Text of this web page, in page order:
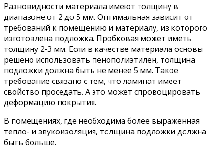
Разновидности материала имеют толщину в
диапазоне от 2 до 5 мм. Оптимальная зависит от
требований к помещению и материалу, из которого
изготовлена подложка. Пробковая может иметь
толщину 2-3 мм. Если в качестве материала основы
решено использовать пенополиэтилен, толщина
подложки должна быть не менее 5 мм. Такое
требование связано с тем, что ламинат имеет
свойство проседать. А это может спровоцировать
деформацию покрытия.
В помещениях, где необходима более выраженная
тепло- и звукоизоляция, толщина подложки должна
быть больше.